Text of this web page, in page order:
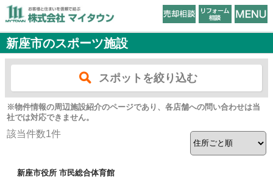
新座市のスポーツ施設
スポットを絞り込む
※物件情報の周辺施設紹介のページであり、各店舗への問い合わせは当
社では対応できません。
該当件数1件
新座市役所 市民総合体育館